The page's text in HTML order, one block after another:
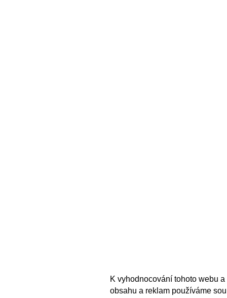
K vyhodnocování tohoto webu
obsahu a reklam používáme